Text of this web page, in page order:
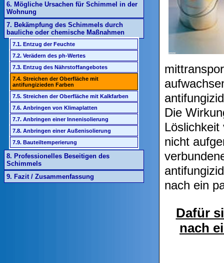
6. Mögliche Ursachen für Schimmel in der
Wohnung
7. Bekämpfung des Schimmels durch
bauliche oder chemische Maßnahmen
7.1. Entzug der Feuchte
7.2. Verädern des ph-Wertes
7.3. Entzug des Nährstoffangebotes
7.4. Streichen der Oberfläche mit
antifungizieden Farben
7.5. Streichen der Oberfläche mit Kalkfarben
7.6. Anbringen von Klimaplatten
7.7. Anbringen einer Innenisolierung
7.8. Anbringen einer Außenisolierung
7.9. Bauteiltemperierung
8. Professionelles Beseitigen des
Schimmels
9. Fazit / Zusammenfassung
Die
nicht
nach ein
Dafür
nach